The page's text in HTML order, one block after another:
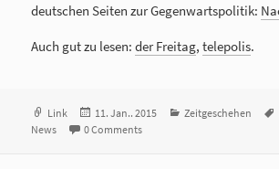
deutschen Seiten zur Gegenwartspolitik:
Auch gut zu lesen:der Freitag,telepolis.
Format
Link
Veröffentlicht
am
11. Jan.. 2015 Kategorien
Zeitgeschehen
News
0 Comments